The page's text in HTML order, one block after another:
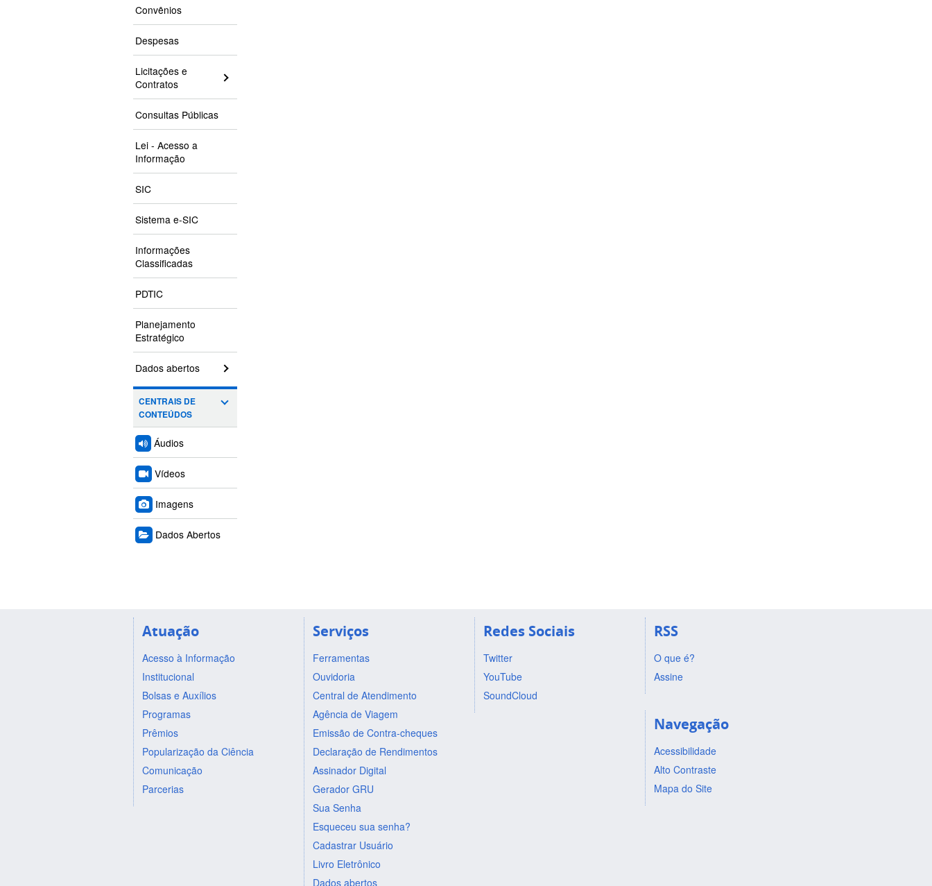
Convênios
Despesas
Licitações e
Contratos
Consultas Públicas
Lei - Acesso a
Informação
SIC
Sistema e-SIC
Informações
Classificadas
PDTIC
Planejamento
Estratégico
Dados abertos
CENTRAIS DE
CONTEÚDOS
Áudios
Vídeos
Imagens
Dados Abertos
Atuação
Acesso à Informação
Institucional
Bolsas e Auxílios
Programas
Prêmios
Popularização da Ciência
Comunicação
Parcerias
Serviços
Ferramentas
Ouvidoria
Central de Atendimento
Agência de Viagem
Emissão de Contra-cheques
Declaração de Rendimentos
Assinador Digital
Gerador GRU
Sua Senha
Esqueceu sua senha?
Cadastrar Usuário
Livro Eletrônico
Dados abertos
Redes Sociais
Twitter
YouTube
SoundCloud
RSS
O que é?
Assine
Navegação
Acessibilidade
Alto Contraste
Mapa do Site